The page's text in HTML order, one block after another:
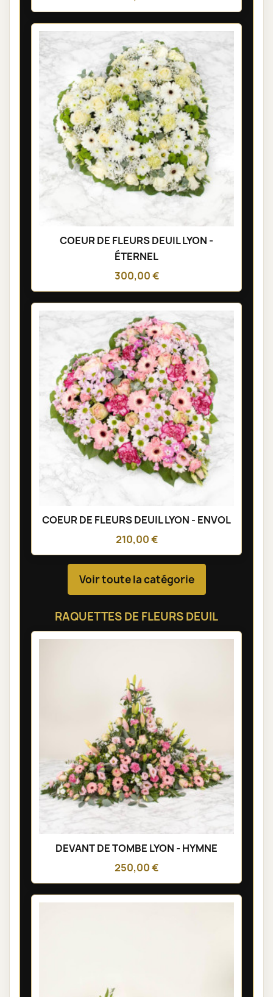
COEUR DE FLEURS DEUIL LYON -
ÉTERNEL
300,00 €
COEUR DE FLEURS DEUIL LYON - ENVOL
210,00 €
Voir toute la catégorie
RAQUETTES DE FLEURS DEUIL
DEVANT DE TOMBE LYON - HYMNE
250,00 €